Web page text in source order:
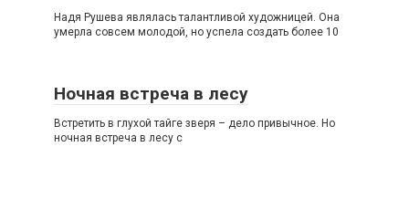
Надя Рушева являлась талантливой художницей. Она
умерла совсем молодой, но успела создать более 10
Ночная встреча в лесу
Встретить в глухой тайге зверя – дело привычное. Но
ночная встреча в лесу с